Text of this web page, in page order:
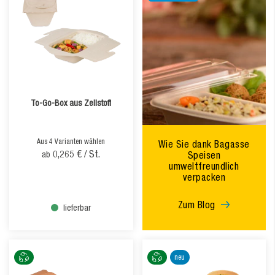
To-Go-Box aus Zellstoff
Aus 4 Varianten wählen
ab 0,265 € / St.
lieferbar
Wie Sie dank Bagasse
Speisen
umweltfreundlich
verpacken
Zum Blog
neu